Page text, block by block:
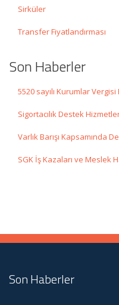
Sirküler
Transfer Fiyatlandırması
Son Haberler
5520 sayılı Kurumlar
Sigortacılık Destek
Varlık Barışı Kapsamında
SGK İş Kazaları ve Meslek
Son Haberler